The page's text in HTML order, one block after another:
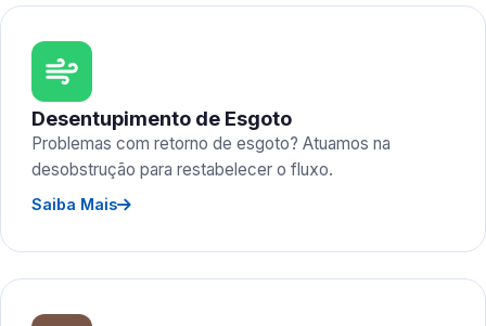
Desentupimento de Esgoto
Problemas com retorno de esgoto? Atuamos na
desobstrução para restabelecer o fluxo.
Saiba Mais